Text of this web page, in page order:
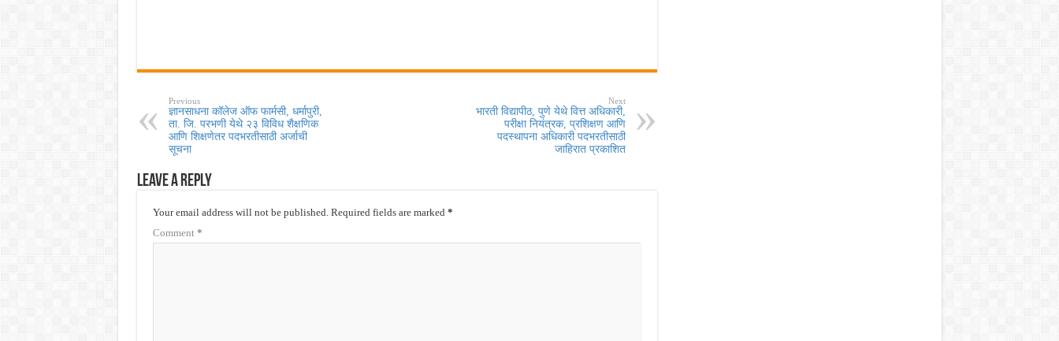
Previous
ज्ञानसाधना कॉलेज ऑफ फार्मसी, धर्मापुरी,
ता. जि. परभणी येथे २३ विविध शैक्षणिक
आणि शिक्षणेतर पदभरतीसाठी अर्जाची
सूचना
Next
भारती विद्यापीठ, पुणे येथे वित्त अधिकारी,
परीक्षा नियंत्रक, प्रशिक्षण आणि
पदस्थापना अधिकारी पदभरतीसाठी
जाहिरात प्रकाशित
Leave a Reply
Your email address will not be published. Required fields are marked *
Comment *